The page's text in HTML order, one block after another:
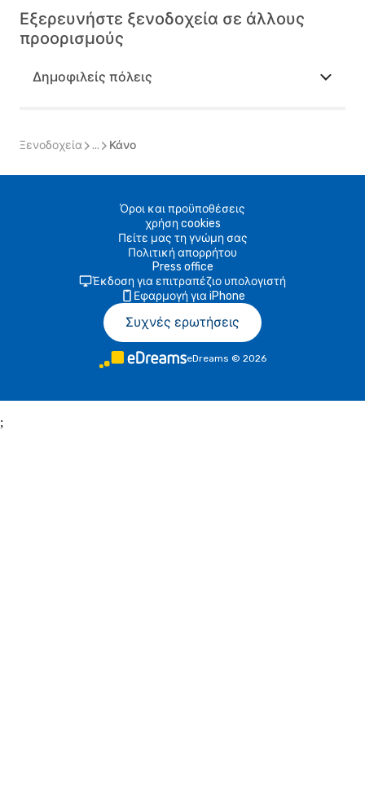
Εξερευνήστε ξενοδοχεία σε άλλους
προορισμούς
Δημοφιλείς πόλεις
Ξενοδοχεία ... Κάνο
Όροι και προϋποθέσεις
χρήση cookies
Πείτε μας τη γνώμη σας
Πολιτική απορρήτου
Press office
Έκδοση για επιτραπέζιο υπολογιστή
Εφαρμογή για iPhone
Συχνές ερωτήσεις
eDreams © 2026
;